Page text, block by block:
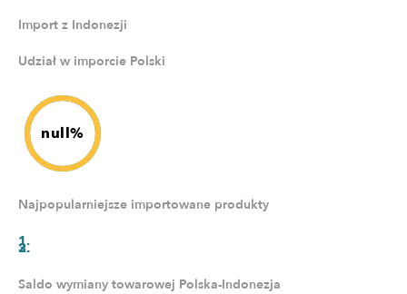
Import z Indonezji
Udział w imporcie Polski
null%
Najpopularniejsze importowane produkty
Saldo wymiany towarowej Polska-Indonezja